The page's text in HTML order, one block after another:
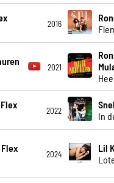
2016
2021
2022
In
2024
Lil